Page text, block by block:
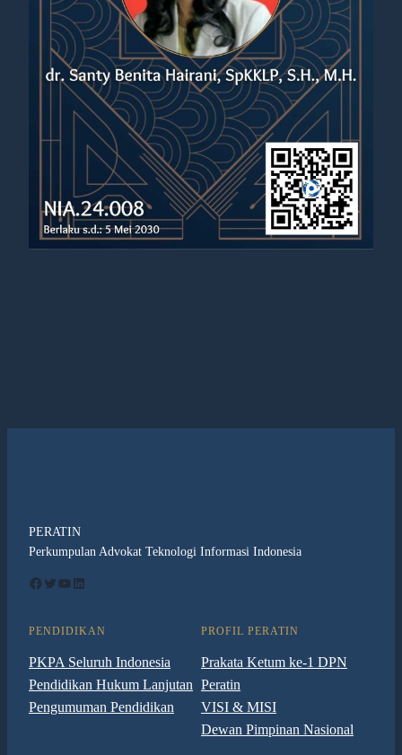
PERATIN
Perkumpulan Advokat Teknologi Informasi Indonesia
Facebook Twitter YouTube LinkedIn
PENDIDIKAN
PKPA Seluruh Indonesia
Pendidikan Hukum Lanjutan
Pengumuman Pendidikan
PROFIL PERATIN
Prakata Ketum ke-1 DPN
Peratin
VISI & MISI
Dewan Pimpinan Nasional